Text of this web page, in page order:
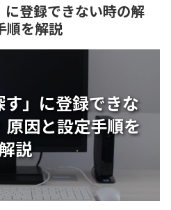
登録できない時の解
順を解説
」に登録できな
原因と設定手順を
説